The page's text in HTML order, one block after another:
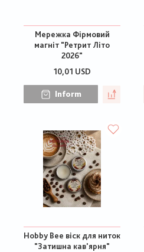
Мережка Фірмовий
магніт "Ретрит Літо
2026"
10,01 USD
Inform
Hobby Bee віск для ниток
"Затишна кав'ярня"